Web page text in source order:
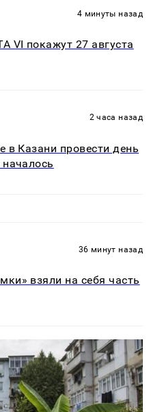
4 минуты назад
VI покажут 27 августа
2 часа назад
в Казани провести день
36 минут назад
взяли на себя часть